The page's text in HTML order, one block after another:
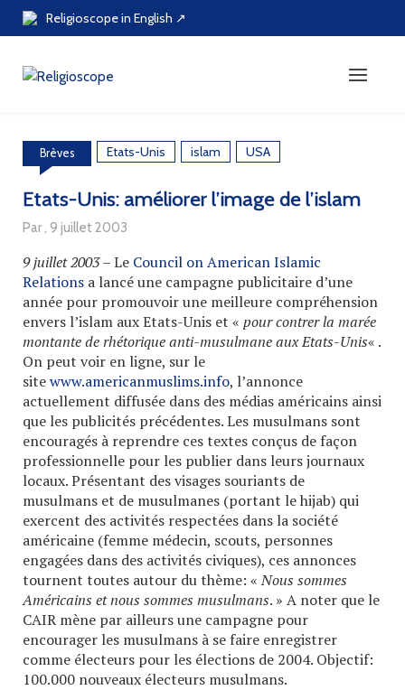
Skip
Religioscope in English ↗
Brèves Etats-Unis islam USA
Etats-Unis: améliorer l’image de l’islam
Par , 9 juillet 2003
9 juillet 2003– Le Council on American Islamic
Relations a lancé une campagne publicitaire d’une
année pour promouvoir une meilleure compréhension
envers l’islam aux Etats-Unis et « pour contrer la marée
montante de rhétorique anti-musulmane aux Etats-Unis« .
On peut voir en ligne, sur le
sitewww.americanmuslims.info, l’annonce
actuellement diffusée dans des médias américains ainsi
que les publicités précédentes. Les musulmans sont
encouragés à reprendre ces textes conçus de façon
professionnelle pour les publier dans leurs journaux
locaux. Présentant des visages souriants de
musulmans et de musulmanes (portant le hijab) qui
exercent des activités respectées dans la société
américaine (femme médecin, scouts, personnes
engagées dans des activités civiques), ces annonces
tournent toutes autour du thème: «Nous sommes
Américains et nous sommes musulmans. » A noter que le
CAIR mène par ailleurs une campagne pour
encourager les musulmans à se faire enregistrer
comme électeurs pour les élections de 2004. Objectif:
100.000 nouveaux électeurs musulmans.